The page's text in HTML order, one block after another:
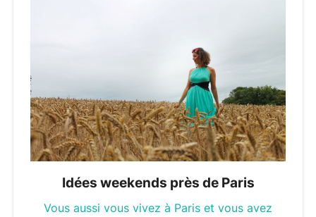
Idées weekends près de Paris
Vous aussi vous vivez à Paris et vous avez